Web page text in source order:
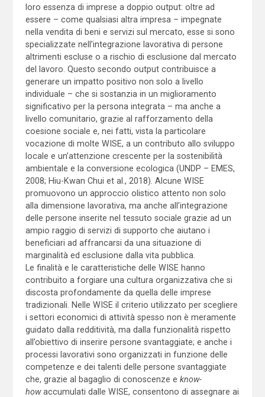
loro essenza di imprese a doppio output: oltre ad
essere – come qualsiasi altra impresa – impegnate
nella vendita di beni e servizi sul mercato, esse si sono
specializzate nell’integrazione lavorativa di persone
altrimenti escluse o a rischio di esclusione dal mercato
del lavoro. Questo secondo output contribuisce a
generare un impatto positivo non solo a livello
individuale – che si sostanzia in un miglioramento
significativo per la persona integrata – ma anche a
livello comunitario, grazie al rafforzamento della
coesione sociale e, nei fatti, vista la particolare
vocazione di molte WISE, a un contributo allo sviluppo
locale e un’attenzione crescente per la sostenibilità
ambientale e la conversione ecologica (UNDP – EMES,
2008; Hiu-Kwan Chui et al., 2018). Alcune WISE
promuovono un approccio olistico attento non solo
alla dimensione lavorativa, ma anche all’integrazione
delle persone inserite nel tessuto sociale grazie ad un
ampio raggio di servizi di supporto che aiutano i
beneficiari ad affrancarsi da una situazione di
marginalità ed esclusione dalla vita pubblica.
Le finalità e le caratteristiche delle WISE hanno
contribuito a forgiare una cultura organizzativa che si
discosta profondamente da quella delle imprese
tradizionali. Nelle WISE il criterio utilizzato per scegliere
i settori economici di attività spesso non è meramente
guidato dalla redditività, ma dalla funzionalità rispetto
all’obiettivo di inserire persone svantaggiate; e anche i
processi lavorativi sono organizzati in funzione delle
competenze e dei talenti delle persone svantaggiate
che, grazie al bagaglio di conoscenze e know-
howaccumulati dalle WISE, consentono di assegnare ai